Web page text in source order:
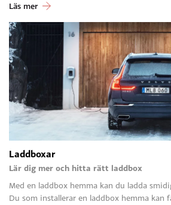
Läs mer
Laddboxar
Lär dig mer och hitta rätt laddbox
Med en laddbox hemma kan du ladda
Du som installerar en laddbox hemma kan